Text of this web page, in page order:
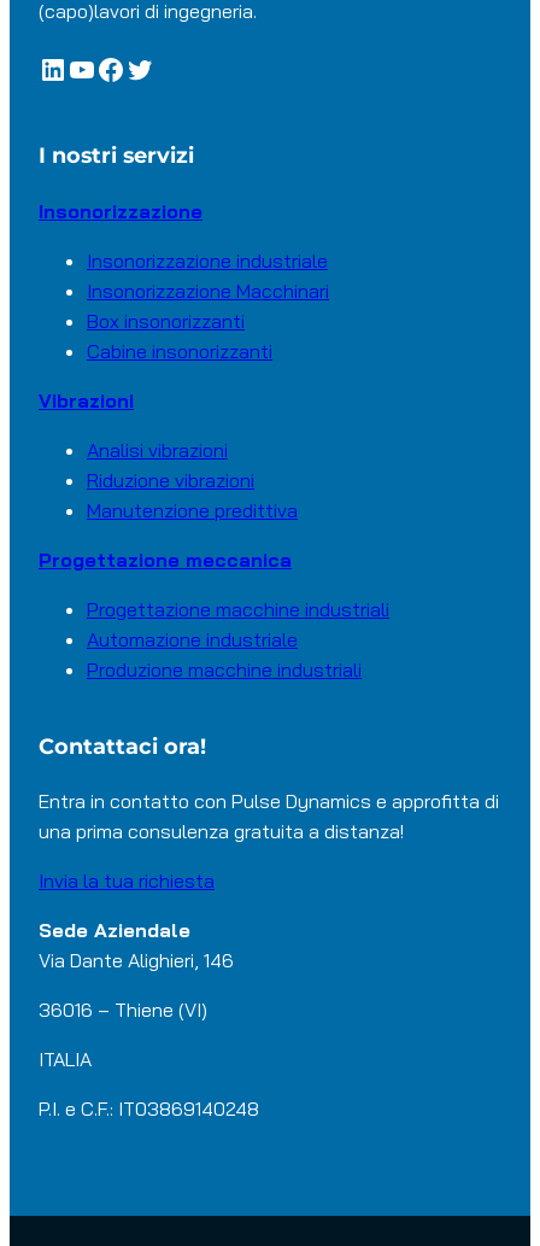
(capo)lavori di ingegneria.
LinkedIn YouTube Facebook Twitter
I nostri servizi
Insonorizzazione
Insonorizzazione industriale
Insonorizzazione Macchinari
Box insonorizzanti
Cabine insonorizzanti
Vibrazioni
Analisi vibrazioni
Riduzione vibrazioni
Manutenzione predittiva
Progettazione meccanica
Progettazione macchine industriali
Automazione industriale
Produzione macchine industriali
Contattaci ora!
Entra in contatto con Pulse Dynamics e approfitta di
una prima consulenza gratuita a distanza!
Invia la tua richiesta
Sede Aziendale
Via Dante Alighieri, 146
36016 – Thiene (VI)
ITALIA
P.I. e C.F.: IT03869140248